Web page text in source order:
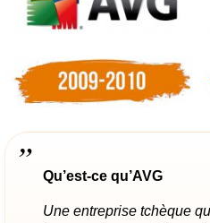
Qu’est-ce qu’AVG
Une entreprise tchèque